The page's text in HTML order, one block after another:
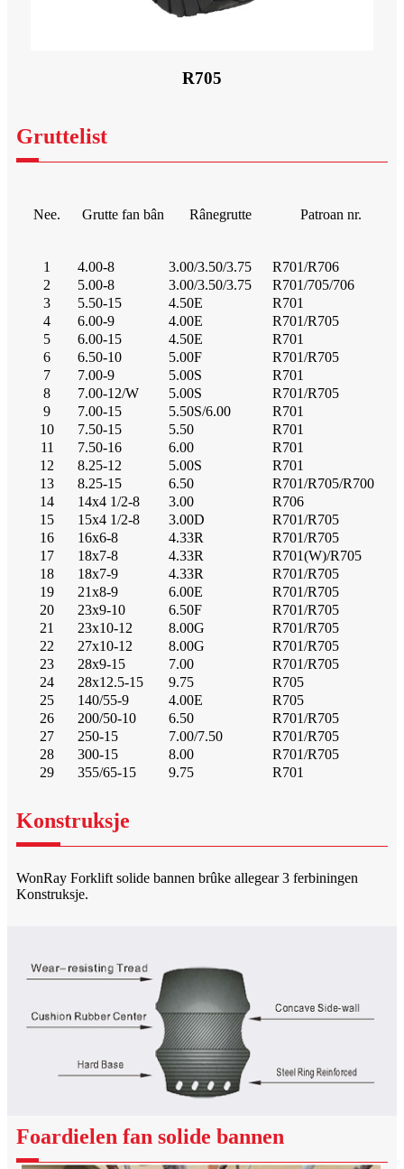
R705
Gruttelist
Nee. Grutte fan bân Rânegrutte Patroan nr.
1 4.00-8 3.00/3.50/3.75
R701/R706
2
5.00-8 3.00/3.50/3.75
R701/705/706
3
5.50-15 4.50E
R701
4
6.00-9 4.00E
R701/R705
5
6.00-15 4.50E
R701
6
6.50-10 5.00F
R701/R705
7
7.00-9 5.00S
R701
8
7.00-12/W 5.00S
R701/R705
9
7.00-15 5.50S/6.00
R701
10
7.50-15 5.50
R701
11
7.50-16 6.00
R701
12
8.25-12 5.00S
R701
13
8.25-15 6.50
R701/R705/R700
14
14x4 1/2-8 3.00
R706
15
15x4 1/2-8 3.00D
R701/R705
16
16x6-8 4.33R
R701/R705
17
18x7-8 4.33R
R701(W)/R705
18
18x7-9 4.33R
R701/R705
19
21x8-9 6.00E
R701/R705
20
23x9-10 6.50F
R701/R705
21
23x10-12 8.00G
R701/R705
22
27x10-12 8.00G
R701/R705
23
28x9-15 7.00
R701/R705
24
28x12.5-15 9.75
R705
25
140/55-9 4.00E
R705
26
200/50-10 6.50
R701/R705
27
250-15 7.00/7.50
R701/R705
28
300-15 8.00
R701/R705
29
355/65-15 9.75 R701
Konstruksje
WonRay Forklift solide bannen brûke allegear 3 ferbiningen
Konstruksje.
Foardielen fan solide bannen